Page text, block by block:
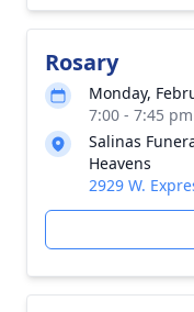
Rosary
Monday,
7:00 - 7:45
Salinas
Heavens
2929 W.